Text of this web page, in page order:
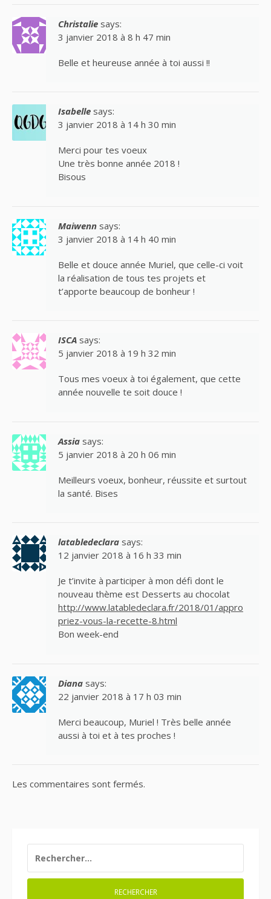
Christalie says:
3 janvier 2018 à 8 h 47 min
Belle et heureuse année à toi aussi !!
Isabelle says:
3 janvier 2018 à 14 h 30 min
Merci pour tes voeux
Une très bonne année 2018 !
Bisous
Maiwenn says:
3 janvier 2018 à 14 h 40 min
Belle et douce année Muriel, que celle-ci voit
la réalisation de tous tes projets et
t’apporte beaucoup de bonheur !
ISCA says:
5 janvier 2018 à 19 h 32 min
Tous mes voeux à toi également, que cette
année nouvelle te soit douce !
Assia says:
5 janvier 2018 à 20 h 06 min
Meilleurs voeux, bonheur, réussite et surtout
la santé. Bises
latabledeclara says:
12 janvier 2018 à 16 h 33 min
Je t’invite à participer à mon défi dont le
nouveau thème est Desserts au chocolat
http://www.latabledeclara.fr/2018/01/appro
priez-vous-la-recette-8.html
Bon week-end
Diana says:
22 janvier 2018 à 17 h 03 min
Merci beaucoup, Muriel ! Très belle année
aussi à toi et à tes proches !
Les commentaires sont fermés.